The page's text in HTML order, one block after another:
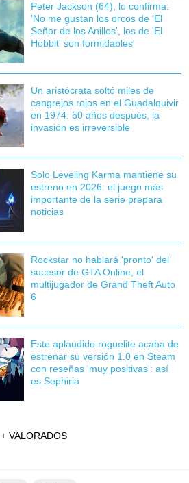
Peter Jackson (64), lo confirma:
'No me gustan los orcos de 'El
Señor de los Anillos', los de 'El
Hobbit' son formidables'
Un aristócrata soltó miles de
cangrejos rojos en el Guadalquivir
en 1974: 50 años después, la
invasión es irreversible
Solo Leveling Karma mantiene su
estreno en 2026: el juego más
importante de la serie prepara
noticias
Rockstar no hablará 'pronto' del
sucesor de GTA Online, el
multijugador de Grand Theft Auto
6
Este aplaudido roguelite acaba de
estrenar su versión 1.0 en Steam
con reseñas 'muy positivas': así
es Sephiria
+ VALORADOS